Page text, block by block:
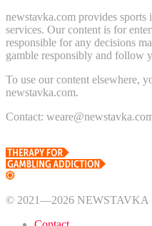
newstavka.com provides
services. Our content is for
responsible for any decisions
gamble responsibly and follow
To use our content elsewhere,
newstavka.com.
Contact:
© 2021—2026 NEWSTAVKA